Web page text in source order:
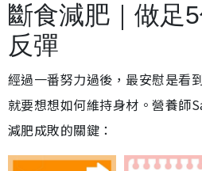
斷食減肥｜做足
反彈
經過一番努力過後，最安慰是看
就要想想如何維持身材。營養師
減肥成敗的關鍵：